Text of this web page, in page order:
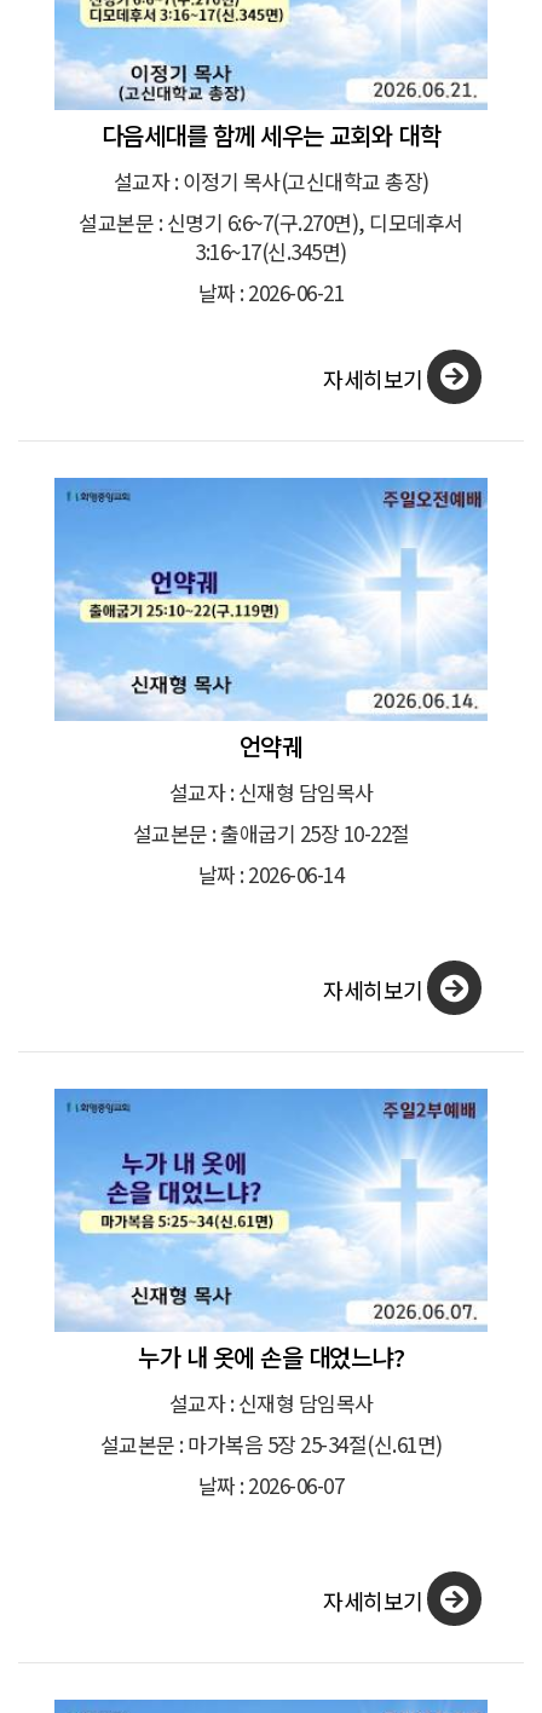
다음세대를 함께 세우는 교회와 대학
설교자 : 이정기 목사(고신대학교 총장)
설교본문 : 신명기 6:6~7(구.270면), 디모데후서
3:16~17(신.345면)
날짜 : 2026-06-21
자세히보기
언약궤
설교자 : 신재형 담임목사
설교본문 : 출애굽기 25장 10-22절
날짜 : 2026-06-14
자세히보기
누가 내 옷에 손을 대었느냐?
설교자 : 신재형 담임목사
설교본문 : 마가복음 5장 25-34절(신.61면)
날짜 : 2026-06-07
자세히보기